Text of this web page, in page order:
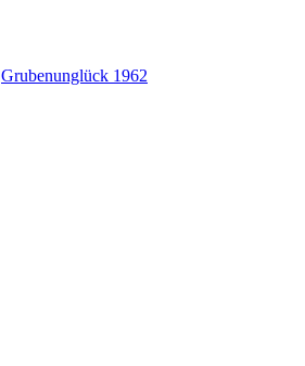
Grubenunglück 1962